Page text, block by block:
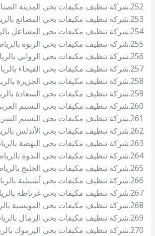
252.شركة تنظيف مكيفات بحي المدينة الصناعية بالرياض
253.شركة تنظيف مكيفات بحي المصانع بالرياض
254.شركة تنظيف مكيفات بحي المشاعل بالرياض
255.شركة تنظيف مكيفات بحي الربوة بالرياض
256.شركة تنظيف مكيفات بحي الروابي بالرياض
257.شركة تنظيف مكيفات بحي الفيحاء بالرياض
258.شركة تنظيف مكيفات بحي الجزيرة بالرياض
259.شركة تنظيف مكيفات بحي السعادة بالرياض
260.شركة تنظيف مكيفات بحي النسيم الغربي بالرياض
261.شركة تنظيف مكيفات بحي النسيم الشرقي بالرياض
262.شركة تنظيف مكيفات بحي الأندلس بالرياض
263.شركة تنظيف مكيفات بحي النهضة بالرياض
264.شركة تنظيف مكيفات بحي الندوة بالرياض
265.شركة تنظيف مكيفات بحي الخليج بالرياض
266.شركة تنظيف مكيفات بحي أشبيلية بالرياض
267.شركة تنظيف مكيفات بحي غرناطة بالرياض
268.شركة تنظيف مكيفات بحي المونسية بالرياض
269.شركة تنظيف مكيفات بحي الرمال بالرياض
270.شركة تنظيف مكيفات بحي اليرموك بالرياض